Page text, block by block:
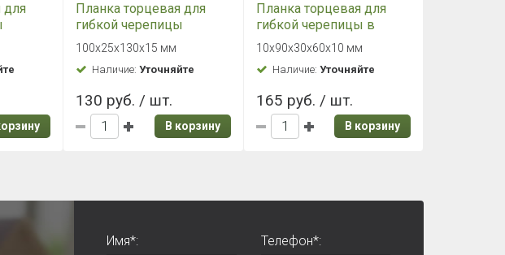
для
(RAL
Планка торцевая для
гибкой черепицы
полиэстер Шинглас (RAL
7004 серый)
100*25*130*15 (р)
100х25х130х15 мм
Наличие:Уточняйте
130 руб. / шт.
В корзину
Планка торцевая для
гибкой черепицы в
пленке Шинглас (RAL
8017 коричневый)
10х90х30х60х10 (р)
10х90х30х60х10 мм
Наличие: Уточняйте
165 руб. / шт.
В корзину
Имя*: Телефон*: